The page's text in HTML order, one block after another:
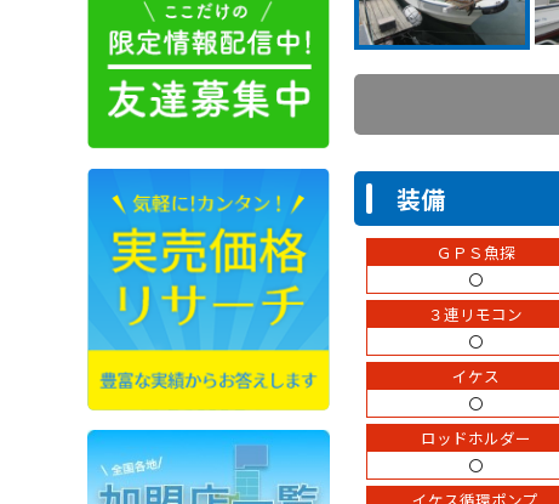
装備
ＧＰＳ魚探
〇
３連リモコン
〇
イケス
〇
ロッドホルダー
〇